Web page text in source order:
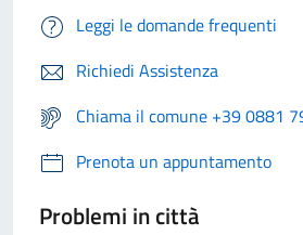
Leggi le domande frequenti
Richiedi Assistenza
Chiama il comune +39 0881
Prenota un appuntamento
Problemi in città